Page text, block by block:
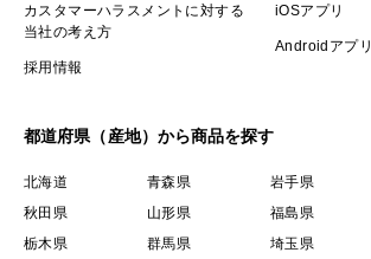
カスタマーハラスメントに対する
当社の考え方
採用情報
iOSアプリ
Androidアプリ
都道府県（産地）から商品を探す
北海道 青森県 岩手県
秋田県
山形県 福島県
栃木県
群馬県 埼玉県